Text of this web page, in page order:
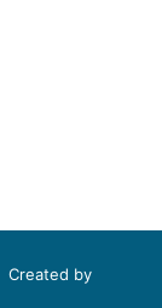
Created by